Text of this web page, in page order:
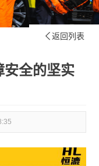
 返回列表
安全的坚实